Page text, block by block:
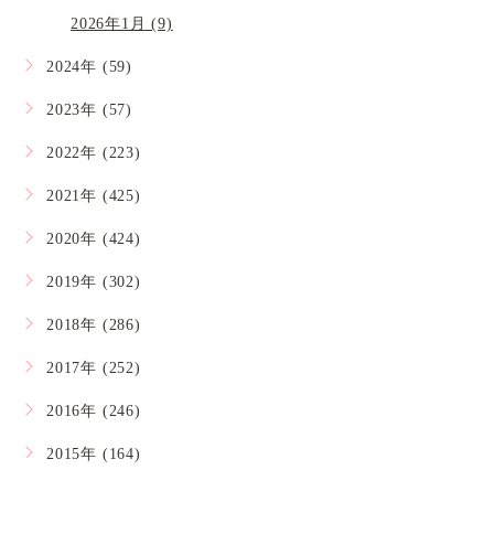
2026年1月 (9)
2024年 (59)
2023年 (57)
2022年 (223)
2021年 (425)
2020年 (424)
2019年 (302)
2018年 (286)
2017年 (252)
2016年 (246)
2015年 (164)